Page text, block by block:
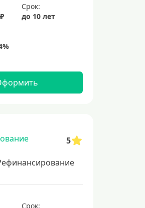
Срок:
до 10 лет
5
Срок: